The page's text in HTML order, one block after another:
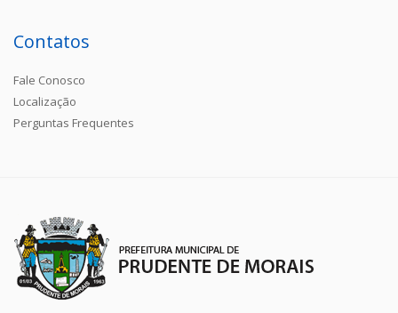
Contatos
Fale Conosco
Localização
Perguntas Frequentes